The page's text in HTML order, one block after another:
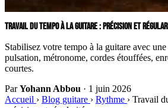
TRAVAIL DU TEMPO À LA GUITARE : PRÉCISION ET
Stabilisez votre tempo à la guitare avec
pulsation, métronome, cordes étouffées,
courtes.
ParYohann Abbou · 1 juin 2026
Accueil › Blog guitare › Rythme › Travail